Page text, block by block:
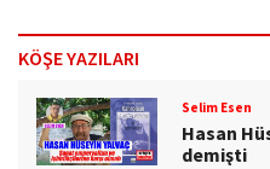
KÖŞE YAZILARI
Selim Esen
Hasan
demişti